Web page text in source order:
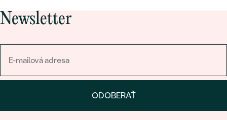
Newsletter
ODOBERAŤ